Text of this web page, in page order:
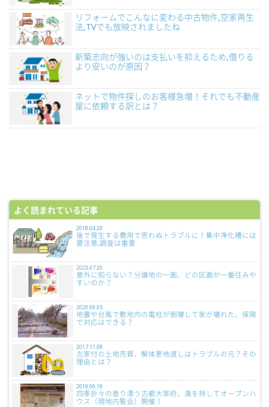
リフォームでこんなに変わる中古物件,空家再生
法,TVでも放映されましたね
新築志向が強いのは支払いを抑えるため,借りる
より安いのが原因？
ネットで物件探しのお客様急増！それでも不動産
屋に依頼する訳とは？
よく読まれている記事
2018.04.20
後で発生する費用で思わぬトラブルに！集中浄化槽には
要注意,調査は重要
2023.07.20
意外に知らない？分譲地の一画、どの区画が一番住みや
すいのか？
2020.09.05
地震や台風で敷地内の電柱が倒壊して家が壊れた、保険
で対応はできる？
2017.11.08
古家付の土地売買、解体更地渡しはトラブルの元？その
理由とは？
2019.09.19
四季折々の香り漂う古都大宰府、満を持してオープンハ
ウス（現地内覧会）開催！